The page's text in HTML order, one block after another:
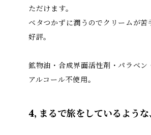
ただけます。
ベタつかずに潤うのでクリームが
好評。
鉱物油・合成界面活性剤・パラベン
アルコール不使用。
4, まるで旅をしているよう